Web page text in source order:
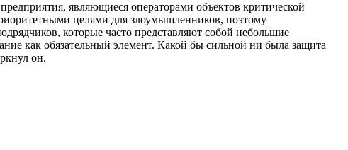
являющиеся операторами объектов критической
целями для злоумышленников, поэтому
которые часто представляют собой небольшие
как обязательный элемент. Какой бы сильной ни была защита
он.